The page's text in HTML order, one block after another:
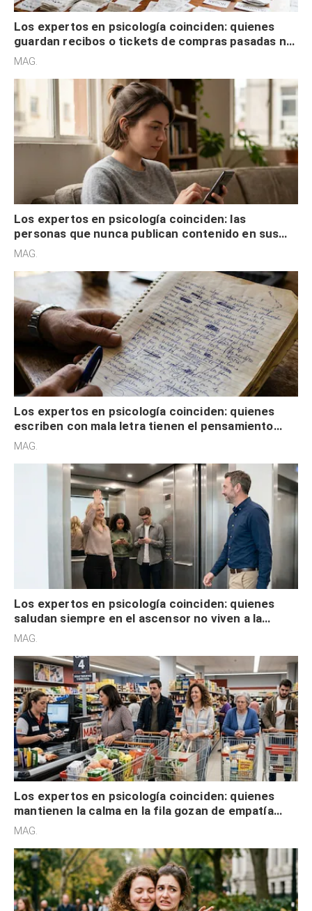
Los expertos en psicología coinciden: quienes
guardan recibos o tickets de compras pasadas no
son acumuladores, sino que tienen necesidad de
MAG.
Los expertos en psicología coinciden: las
personas que nunca publican contenido en sus
redes sociales no pretenden buscar validación
MAG.
Los expertos en psicología coinciden: quienes
escriben con mala letra tienen el pensamiento
acelerado y no lo hacen por desinterés
MAG.
Los expertos en psicología coinciden: quienes
saludan siempre en el ascensor no viven a la
defensiva y tienen apertura social
MAG.
Los expertos en psicología coinciden: quienes
mantienen la calma en la fila gozan de empatía
cognitiva, gratitud y no solo tienen autocontrol
MAG.